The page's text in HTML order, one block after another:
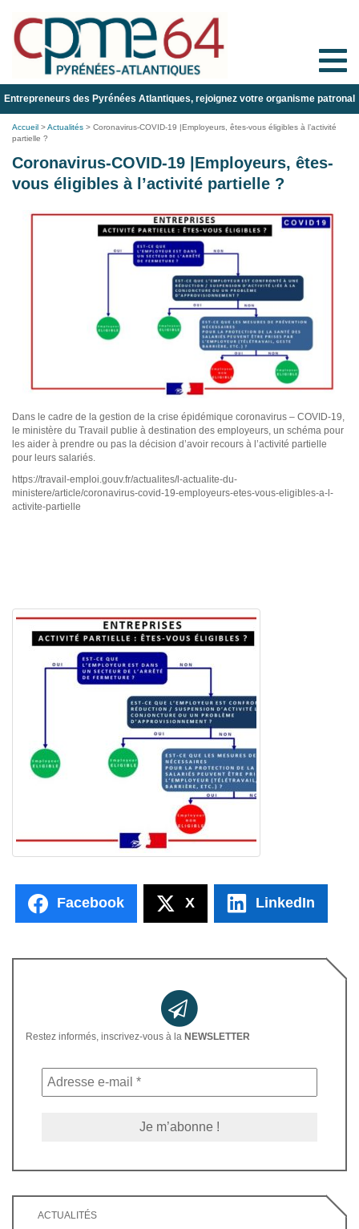
Toggle
Entrepreneurs des Pyrénées Atlantiques, rejoignez votre organisme patronal
Accueil >Actualités > Coronavirus-COVID-19 |Employeurs, êtes-vous éligibles à l’activité
partielle ?
Coronavirus-COVID-19 |Employeurs, êtes-
vous éligibles à l’activité partielle ?
Dans le cadre de la gestion de la crise épidémique coronavirus – COVID-19,
le ministère du Travail publie à destination des employeurs, un schéma pour
les aider à prendre ou pas la décision d’avoir recours à l’activité partielle
pour leurs salariés.
https://travail-emploi.gouv.fr/actualites/l-actualite-du-
ministere/article/coronavirus-covid-19-employeurs-etes-vous-eligibles-a-l-
activite-partielle
Facebook X LinkedIn
Restez informés, inscrivez-vous à la NEWSLETTER
ACTUALITÉS